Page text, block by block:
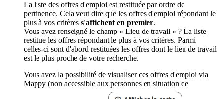
La liste des offres d'emploi est restituée par ordre de
pertinence. Cela veut dire que les offres d'emploi répondant le
plus à vos critères s'affichent en premier.
Vous avez renseigné le champ « Lieu de travail » ? La liste
restitue les offres répondant le plus à vos critères. Parmi
celles-ci sont d'abord restituées les offres dont le lieu de travail
est le plus proche de votre recherche.
Vous avez la possibilité de visualiser ces offres d'emploi via
Mappy (non accessible aux personnes en situation de